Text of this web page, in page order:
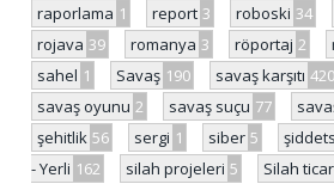
raporlama 1 report 3 roboski 34
rojava 39 romanya 3 röportaj 2
sahel 1 Savaş 190 savaş karşıtı 420
savaş oyunu 2 savaş suçu 77
şehitlik 56 sergi 1 siber 5
- Yerli 162 silah projeleri 5 Silah